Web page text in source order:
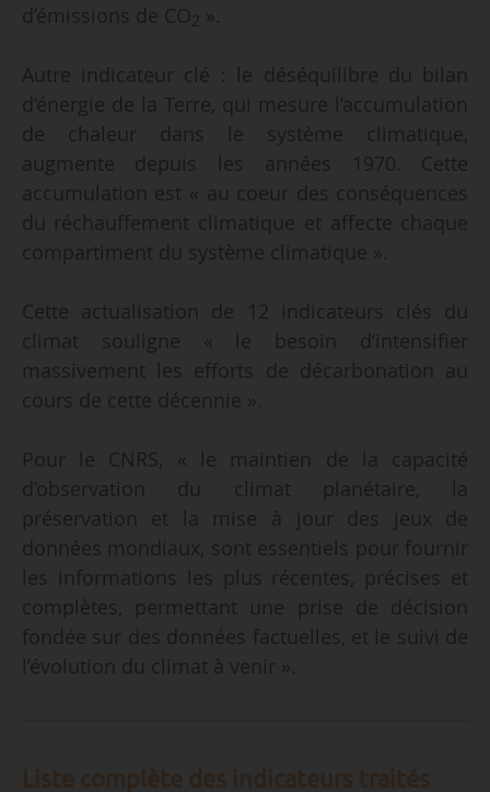
d’émissions de CO2 ».
Autre indicateur clé : le déséquilibre du bilan
d’énergie de la Terre, qui mesure l’accumulation
de chaleur dans le système climatique,
augmente depuis les années 1970. Cette
accumulation est « au coeur des conséquences
du réchauffement climatique et affecte chaque
compartiment du système climatique ».
Cette actualisation de 12 indicateurs clés du
climat souligne « le besoin d’intensifier
massivement les efforts de décarbonation au
cours de cette décennie ».
Pour le CNRS, « le maintien de la capacité
d’observation du climat planétaire, la
préservation et la mise à jour des jeux de
données mondiaux, sont essentiels pour fournir
les informations les plus récentes, précises et
complètes, permettant une prise de décision
fondée sur des données factuelles, et le suivi de
l’évolution du climat à venir ».